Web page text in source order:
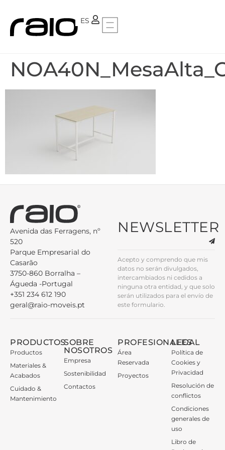
ES
PT
Avenida das Ferragens, nº
520
Parque Empresarial do
Casarão
3750-860 Borralha –
Águeda -Portugal
+351 234 612 190
geral@raio-moveis.pt
NEWSLETTER
Acepto y comprendo que mis
datos no serán divulgados,
intercambiados ni cedidos a
ninguna otra entidad, y que solo
serán utilizados para el envío de
este formulario.
PRODUCTOS
Productos
Materiales &
Acabados
Cuidado &
Mantenimiento
SOBRE
NOSOTROS
Empresa
Sostenibilidad
Contactos
PROFESIONALES
Área
Reservada
Proyectos
LEGAL
Política de
Cookies y
Privacidad
Resolución de
conflictos
Condiciones
generales de
uso
Libro de